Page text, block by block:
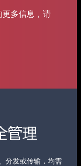
多信息，请
分发或传输，均需